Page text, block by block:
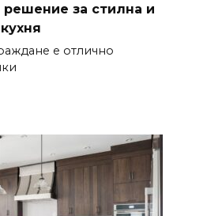
решение за стилна и
е отлично